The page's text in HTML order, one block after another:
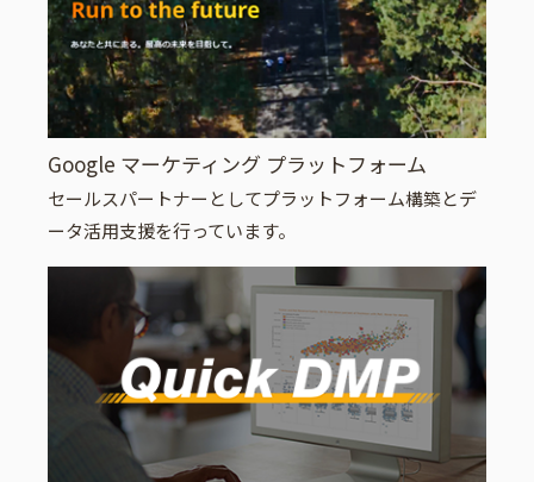
Google マーケティング プラットフォーム
セールスパートナーとしてプラットフォーム構築とデ
ータ活用支援を行っています。